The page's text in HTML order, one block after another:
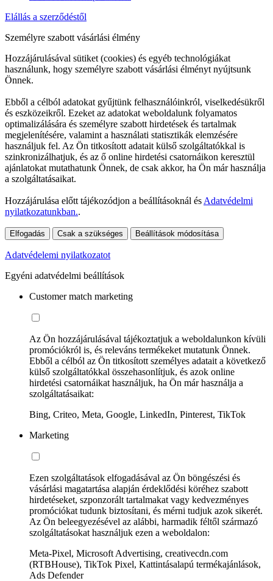
Elállás a szerződéstől
Személyre szabott vásárlási élmény
Hozzájárulásával sütiket (cookies) és egyéb technológiákat
használunk, hogy személyre szabott vásárlási élményt nyújtsunk
Önnek.
Ebből a célból adatokat gyűjtünk felhasználóinkról, viselkedésükről
és eszközeikről. Ezeket az adatokat weboldalunk folyamatos
optimalizálására és személyre szabott hirdetések és tartalmak
megjelenítésére, valamint a használati statisztikák elemzésére
használjuk fel. Az Ön titkosított adatait külső szolgáltatókkal is
szinkronizálhatjuk, és az ő online hirdetési csatornáikon keresztül
ajánlatokat mutathatunk Önnek, de csak akkor, ha Ön már használja
a szolgáltatásaikat.
Hozzájárulása előtt tájékozódjon a beállításoknál és Adatvédelmi
nyilatkozatunkban..
Elfogadás Csak a szükséges Beállítások módosítása
Adatvédelemi nyilatkozatot
Egyéni adatvédelmi beállítások
Customer match marketing
Az Ön hozzájárulásával tájékoztatjuk a weboldalunkon kívüli
promóciókról is, és releváns termékeket mutatunk Önnek.
Ebből a célból az Ön titkosított személyes adatait a következő
külső szolgáltatókkal összehasonlítjuk, és azok online
hirdetési csatornáikat használjuk, ha Ön már használja a
szolgáltatásaikat:
Bing, Criteo, Meta, Google, LinkedIn, Pinterest, TikTok
Marketing
Ezen szolgáltatások elfogadásával az Ön böngészési és
vásárlási magatartása alapján érdeklődési köréhez szabott
hirdetéseket, szponzorált tartalmakat vagy kedvezményes
promóciókat tudunk biztosítani, és mérni tudjuk azok sikerét.
Az Ön beleegyezésével az alábbi, harmadik féltől származó
szolgáltatásokat használjuk ezen a weboldalon:
Meta-Pixel, Microsoft Advertising, creativecdn.com
(RTBHouse), TikTok Pixel, Kattintásalapú termékajánlások,
Ads Defender